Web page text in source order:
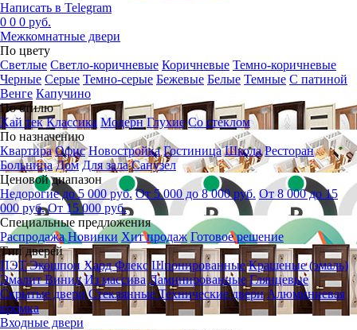
Написать в Telegram
0 0 0 руб.
Межкомнатные двери
По цвету
Светлые Светло-коричневые Коричневые Темно-коричневые
Черные Серые Темно-серые Бежевые Белые Темные С патиной
Венге Капучино
По стилю
Хай тек Классика Модерн Глухие Со стеклом
По назначению
Квартира Офис Новостройка Гостиница Школа Ресторан
Больница Дом Для зала Санузел
Ценовой диапазон
Недорогие до 5 000 руб. От 5 000 до 8 000 руб. От 8 000 до 15
000 руб. От 15 000 руб.
Специальные предложения
Распродажа Новинки Хит продаж Готовое решение
Тип дверей
ПЭТЭкошпон Хард Флекс Шпонированные Крашеные (эмаль)
ЭмалитВинил Из массива Ламинированные Глянцевые
Скрытые двери СтеклянныеТехнические двери Алюминиевая
кромка
Входные двери